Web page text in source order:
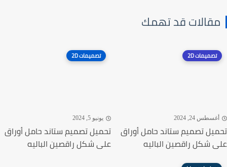
قد تهمك
تصميمات 2D
24, 2024
تصميم ستاند حامل أوراق
شكل راقصين الباليه
تصميمات 2D
يونيو 5, 2024
تحميل تصميم ستاند حامل أوراق
على شكل راقصين الباليه